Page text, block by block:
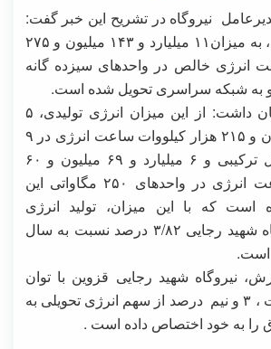
نیروگاه در تشریح این خبر گفت:
در ۱۱ ماهه امسال، به میزان۱۱ میلیارد و ۱۴۳ میلیون و ۲۷۵
انرژی خالص در واحدهای سیزده گانه
و به شبکه سراسری تحویل شده است.
موتابها در ادامه بیان داشت: از این میزان انرژی تولیدی، ۵
میلیارد و ۷۴ میلیون و ۲۱۵ هزار کیلووات ساعت انرژی در ۹
واحد نیروگاه سیکل ترکیبی و ۶ میلیارد و ۶۹ میلیون و ۶۰
هزار کیلووات ساعت انرژی در واحدهای ۲۵۰ مگاواتی این
است که با این میزان، تولید انرژی
الکتریکی در نیروگاه شهید رجایی ۳/۸۲ درصد نسبت به سال
است.
نیروگاه شهید رجایی قزوین با توان
نامی ۲۰۴۲ مگاوات ، ۳ و نیم درصد از سهم انرژی تحویلی به
به خود اختصاص داده است .